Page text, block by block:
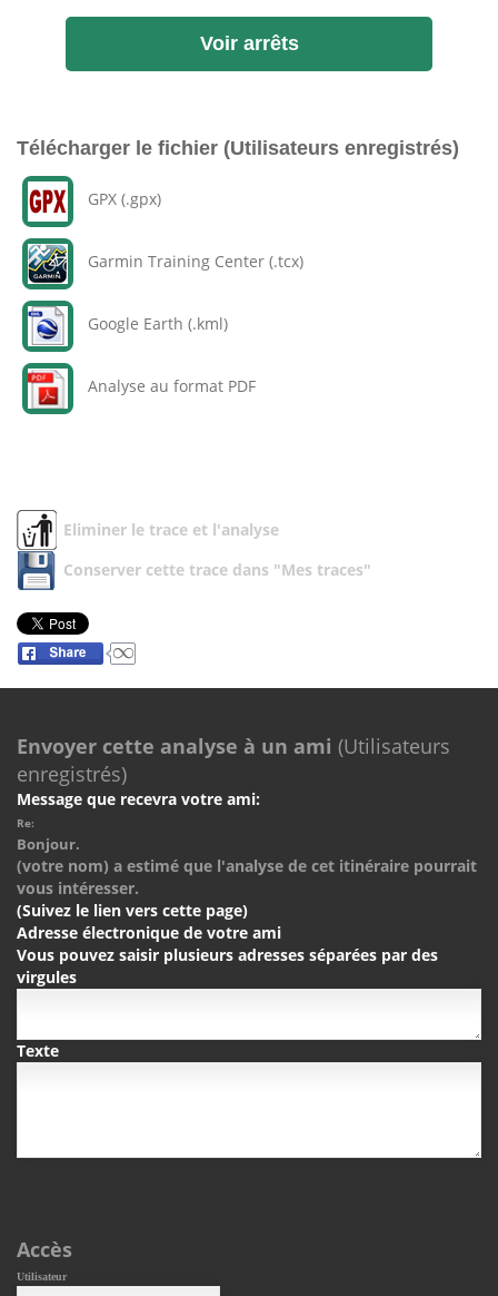
Voir arrêts
Télécharger le fichier (Utilisateurs enregistrés)
GPX (.gpx)
Garmin Training Center (.tcx)
Google Earth (.kml)
Analyse au format PDF
Eliminer le trace et l'analyse
Conserver cette trace dans "Mes traces"
Envoyer cette analyse à un ami (Utilisateurs
enregistrés)
Message que recevra votre ami:
Re:
Bonjour.
(votre nom) a estimé que l'analyse de cet itinéraire pourrait
vous intéresser.
(Suivez le lien vers cette page)
Adresse électronique de votre ami
Vous pouvez saisir plusieurs adresses séparées par des
virgules
Texte
Accès
Utilisateur